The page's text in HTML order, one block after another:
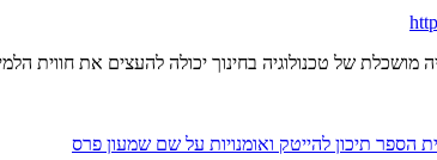
של טכנולוגיה בחינוך יכולה להעצים את חווית
הספר תיכון להייטק ואומנויות על שם שמעון פרס